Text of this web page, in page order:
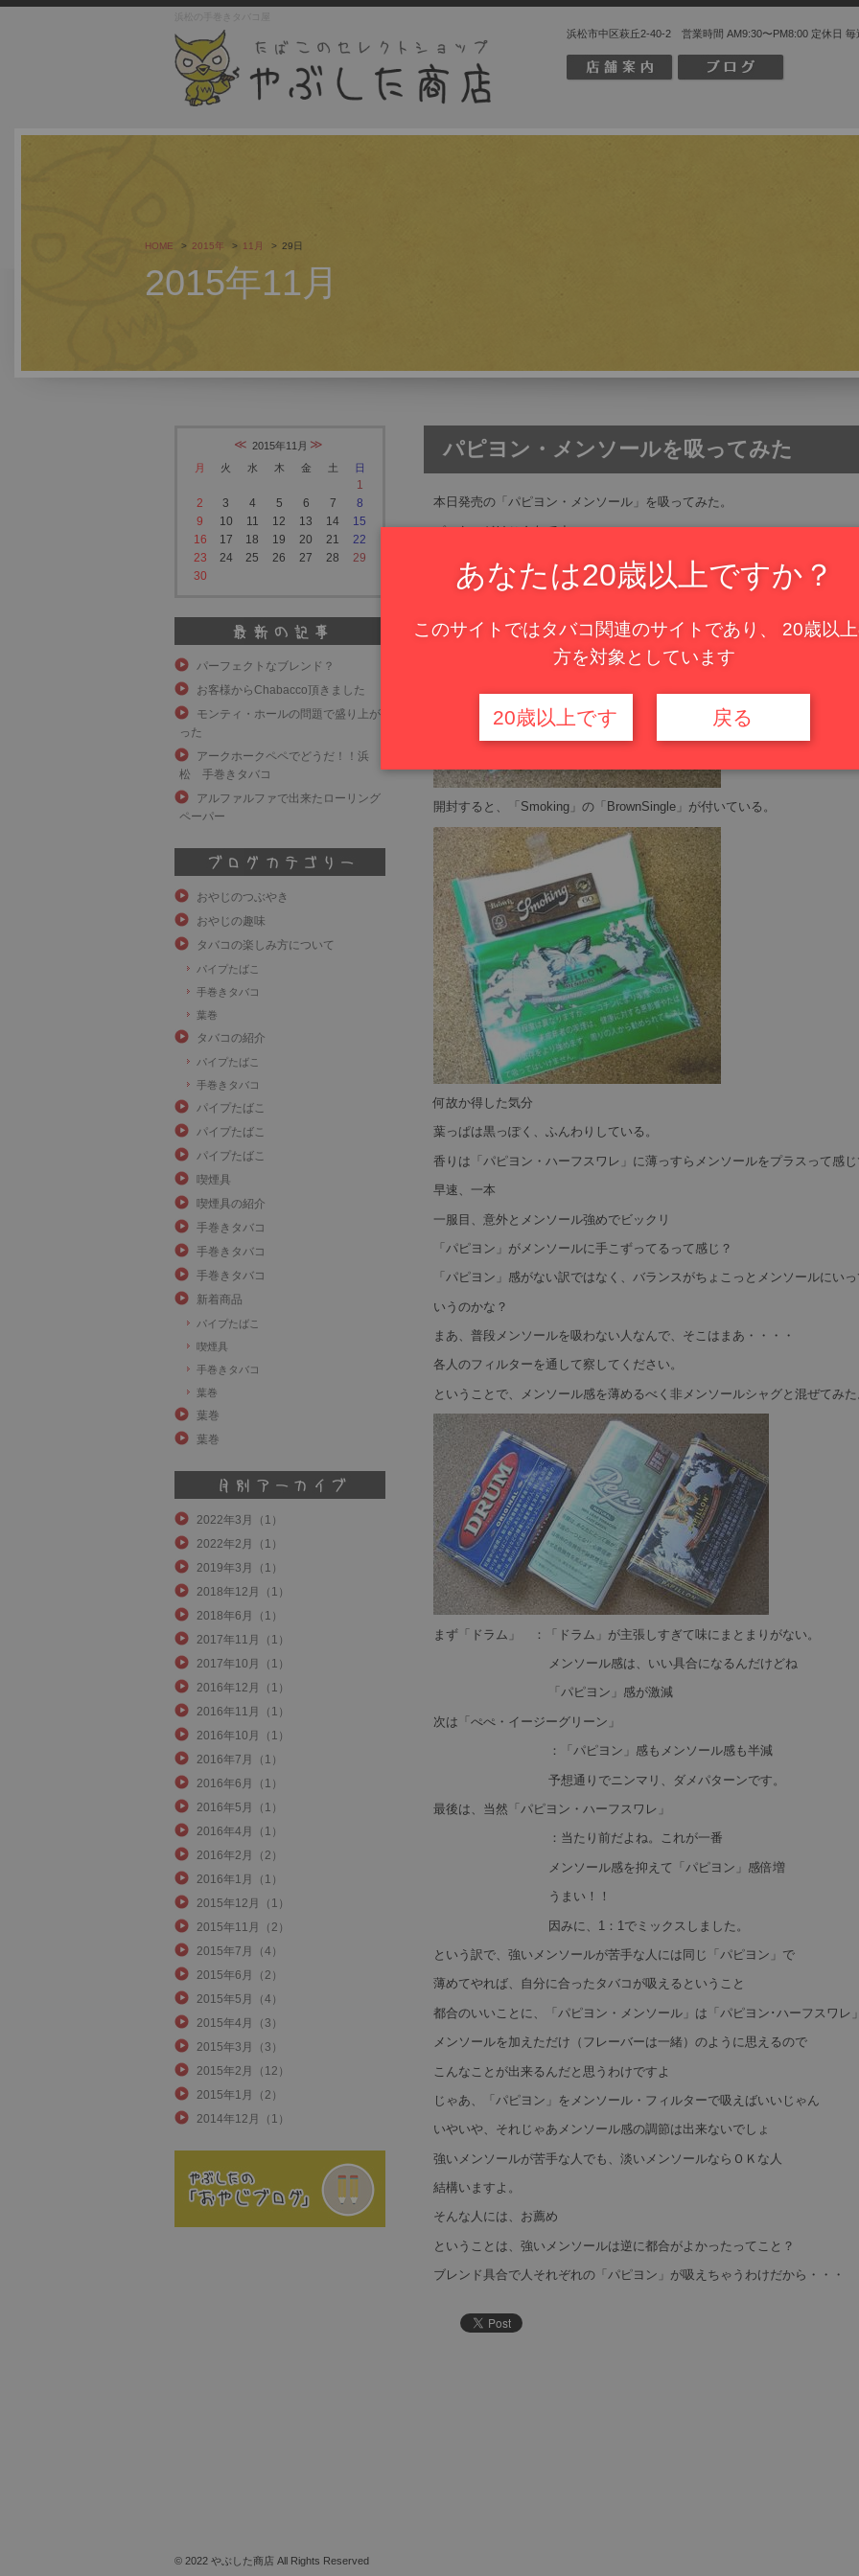
浜松市中区萩丘2-40-2 営業時間 AM9:30〜PM8:00 定休日
HOME 2015年 11月 29日
2015年11月
パピヨン・メンソールを吸ってみた
本日発売の「パピヨン・メンソール」を吸ってみた。
パッケージはこんなです。
開封すると、「Smoking」の「BrownSingle」が付いている。
何故か得した気分
葉っぱは黒っぽく、ふんわりしている。
香りは「パピヨン・ハーフスワレ」に薄っすらメンソールをプラスって感
早速、一本
一服目、意外とメンソール強めでビックリ
「パピヨン」がメンソールに手こずってるって感じ？
「パピヨン」感がない訳ではなく、バランスがちょこっとメンソールにい
いうのかな？
まあ、普段メンソールを吸わない人なんで、そこはまあ・・・・
各人のフィルターを通して察してください。
ということで、メンソール感を薄めるべく非メンソールシャグと混ぜてみ
まず「ドラム」 ：「ドラム」が主張しすぎて味にまとまりがない。
メンソール感は、いい具合になるんだけどね
「パピヨン」感が激減
次は「ぺぺ・イージーグリーン」
：「パピヨン」感もメンソール感も半減
予想通りでニンマリ、ダメパターンです。
最後は、当然「パピヨン・ハーフスワレ」
：当たり前だよね。これが一番
メンソール感を抑えて「パピヨン」感倍増
うまい！！
因みに、1：1でミックスしました。
という訳で、強いメンソールが苦手な人には同じ「パピヨン」で
薄めてやれば、自分に合ったタバコが吸えるということ
都合のいいことに、「パピヨン・メンソール」は「パピヨン･ハーフスワレ
メンソールを加えただけ（フレーバーは一緒）のように思えるので
こんなことが出来るんだと思うわけですよ
じゃあ、「パピヨン」をメンソール・フィルターで吸えばいいじゃん
いやいや、それじゃあメンソール感の調節は出来ないでしょ
強いメンソールが苦手な人でも、淡いメンソールならＯＫな人
結構いますよ。
そんな人には、お薦め
ということは、強いメンソールは逆に都合がよかったってこと？
ブレンド具合で人それぞれの「パピヨン」が吸えちゃうわけだから・・・
2015年11月
月
火 水 木 金 土 日
1
2
3 4 5 6 7
8
9
10 11 12 13 14
15
16
17 18 19 20 21
22
23
24 25 26 27 28
29
30
パーフェクトなブレンド？
お客様からChabacco頂きました
モンティ・ホールの問題で盛り上が
った
アークホークペペでどうだ！！浜
松 手巻きタバコ
アルファルファで出来たローリング
ペーパー
おやじのつぶやき
おやじの趣味
タバコの楽しみ方について
パイプたばこ
手巻きタバコ
葉巻
タバコの紹介
パイプたばこ
手巻きタバコ
パイプたばこ
パイプたばこ
パイプたばこ
喫煙具
喫煙具の紹介
手巻きタバコ
手巻きタバコ
手巻きタバコ
新着商品
パイプたばこ
喫煙具
手巻きタバコ
葉巻
葉巻
葉巻
2022年3月（1）
2022年2月（1）
2019年3月（1）
2018年12月（1）
2018年6月（1）
2017年11月（1）
2017年10月（1）
2016年12月（1）
2016年11月（1）
2016年10月（1）
2016年7月（1）
2016年6月（1）
2016年5月（1）
2016年4月（1）
2016年2月（2）
2016年1月（1）
2015年12月（1）
2015年11月（2）
2015年7月（4）
2015年6月（2）
2015年5月（4）
2015年4月（3）
2015年3月（3）
2015年2月（12）
2015年1月（2）
2014年12月（1）
あなたは20歳以上ですか？
このサイトではタバコ関連のサイトであり、 20歳以
方を対象としています
20歳以上です 戻る
© 2022 やぶした商店 All Rights Reserved